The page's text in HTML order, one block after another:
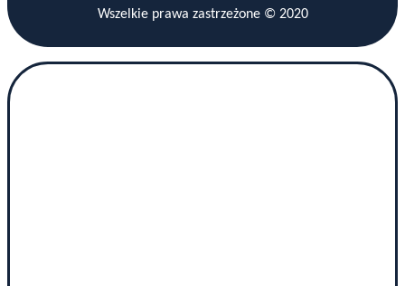
Wszelkie prawa zastrzeżone © 2020